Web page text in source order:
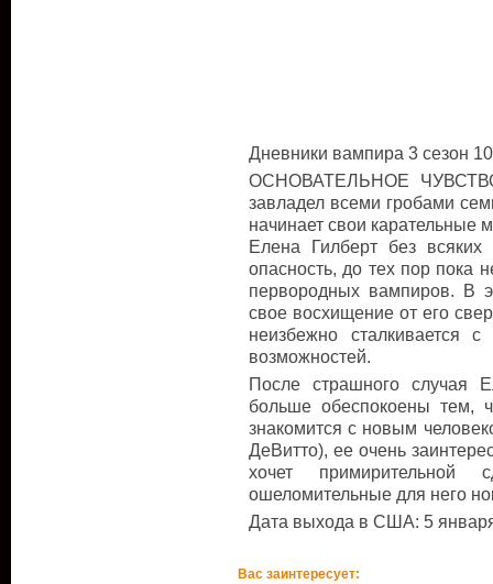
Дневники вампира 3 сезон
ОСНОВАТЕЛЬНОЕ
завладел всеми гробами
начинает свои карательные
Елена Гилберт без всяких
опасность, до тех пор пока
первородных вампиров. В
свое восхищение от его
неизбежно сталкивается
возможностей.
После страшного случая
больше обеспокоены тем,
знакомится с новым
ДеВитто), ее очень
хочет
ошеломительные для него
Дата выхода в США: 5
Вас заинтересует: